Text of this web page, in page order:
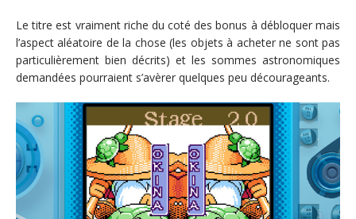
Le titre est vraiment riche du coté des bonus à débloquer mais
l’aspect aléatoire de la chose (les objets à acheter ne sont pas
particulièrement bien décrits) et les sommes astronomiques
demandées pourraient s’avèrer quelques peu décourageants.